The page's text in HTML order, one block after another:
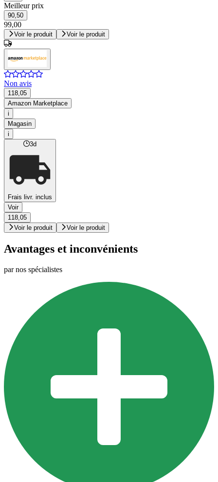
Meilleur prix
90,50
99,00
Voir le produit Voir le produit
Non avis
118,05
Amazon Marketplace
i
Magasin
i
3d
Frais livr. inclus
Voir
118,05
Voir le produit
Voir le produit
Avantages et inconvénients
par nos spécialistes